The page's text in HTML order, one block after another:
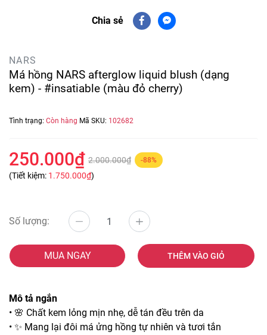
Chia sẻ
NARS
Má hồng NARS afterglow liquid blush (dạng
kem) - #insatiable (màu đỏ cherry)
Tình trạng: Còn hàng Mã SKU: 102682
250.000₫ 2.000.000₫ -88%
(Tiết kiệm: 1.750.000₫)
Số lượng:
MUA NGAY THÊM VÀO GIỎ
Mô tả ngắn
• 🌸 Chất kem lỏng mịn nhẹ, dễ tán đều trên da
• ✨ Mang lại đôi má ửng hồng tự nhiên và tươi tắn